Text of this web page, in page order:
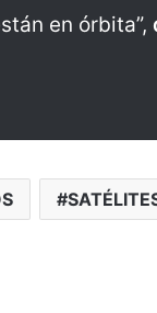
en órbita”,